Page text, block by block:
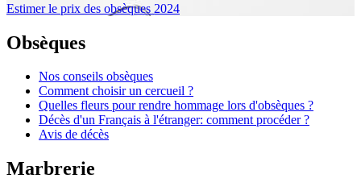
Estimer le prix des obsèques 2024
Obsèques
Nos conseils obsèques
Comment choisir un cercueil ?
Quelles fleurs pour rendre hommage lors d'obsèques ?
Décès d'un Français à l'étranger: comment procéder ?
Avis de décès
Marbrerie